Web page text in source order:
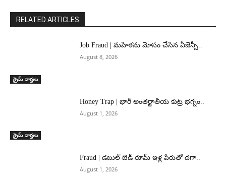
RELATED ARTICLES
క్రైమ్ వార్తలు
Job Fraud | మహిళను మోసం చేసిన ఏజెన్సీ..
August 8, 2026
క్రైమ్ వార్తలు
Honey Trap | భారీ అంతర్జాతీయ కుట్ర భగ్నం..
August 1, 2026
Fraud | డబుల్ బెడ్ రూమ్ ఇళ్ల పేరుతో దగా..
August 1, 2026